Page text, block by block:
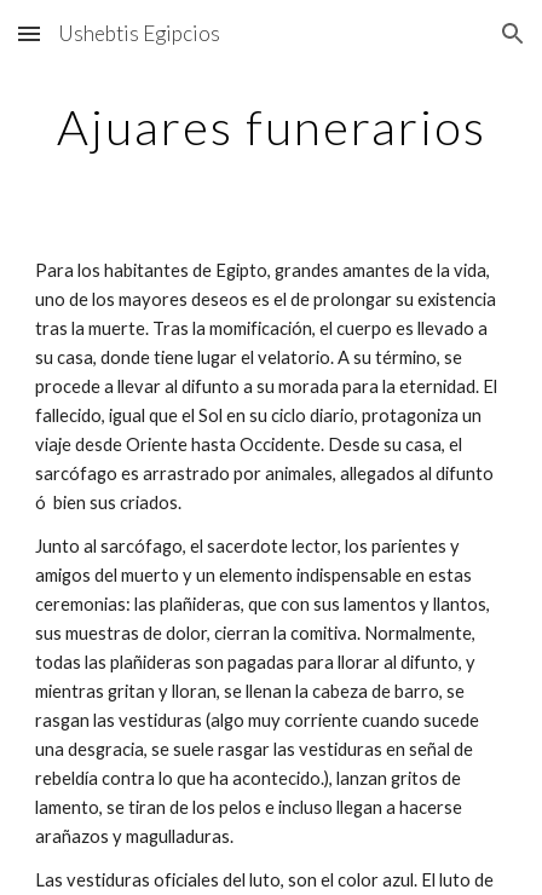
Skip to main content Skip to navigation
Ushebtis Egipcios
Ajuares funerarios
Para los habitantes de Egipto, grandes amantes de la vida,
uno de los mayores deseos es el de prolongar su existencia
tras la muerte. Tras la momificación, el cuerpo es llevado a
su casa, donde tiene lugar el velatorio. A su término, se
procede a llevar al difunto a su morada para la eternidad. El
fallecido, igual que el Sol en su ciclo diario, protagoniza un
viaje desde Oriente hasta Occidente. Desde su casa, el
sarcófago es arrastrado por animales, allegados al difunto
ó bien sus criados.
Junto al sarcófago, el sacerdote lector, los parientes y
amigos del muerto y un elemento indispensable en estas
ceremonias: las plañideras, que con sus lamentos y llantos,
sus muestras de dolor, cierran la comitiva. Normalmente,
todas las plañideras son pagadas para llorar al difunto, y
mientras gritan y lloran, se llenan la cabeza de barro, se
rasgan las vestiduras (algo muy corriente cuando sucede
una desgracia, se suele rasgar las vestiduras en señal de
rebeldía contra lo que ha acontecido.), lanzan gritos de
lamento, se tiran de los pelos e incluso llegan a hacerse
arañazos y magulladuras.
Las vestiduras oficiales del luto, son el color azul. El luto de